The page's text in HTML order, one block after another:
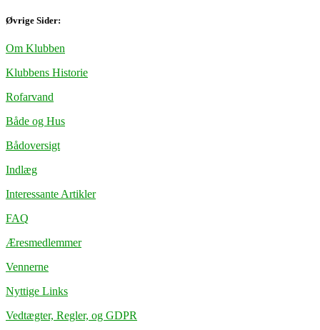
Øvrige Sider:
Om Klubben
Klubbens Historie
Rofarvand
Både og Hus
Bådoversigt
Indlæg
Interessante Artikler
FAQ
Æresmedlemmer
Vennerne
Nyttige Links
Vedtægter, Regler, og GDPR